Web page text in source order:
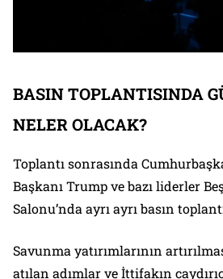
BASIN TOPLANTISINDA
NELER OLACAK?
Toplantı sonrasında
Başkanı Trump ve bazı liderler
Salonu’nda ayrı ayrı basın
Savunma yatırımlarının
atılan adımlar ve İttifakın